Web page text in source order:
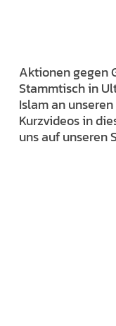
Aktionen gegen
Stammtisch in
Islam an
Kurzvideos in
uns auf unseren